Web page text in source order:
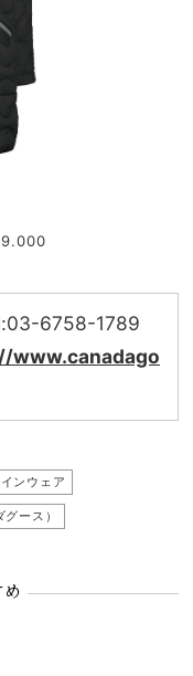
6758-1789
www.canadago
ンウェア
ース）
め